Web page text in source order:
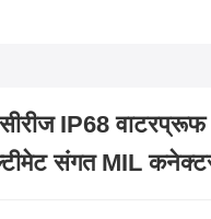
IP68 वाटरप्रूफ
संगत MIL